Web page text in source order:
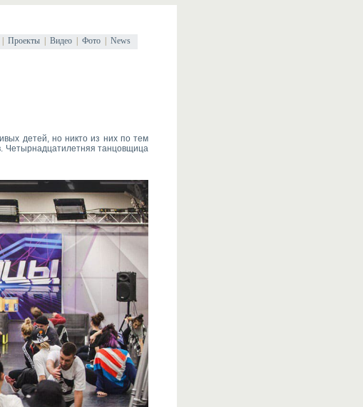
Проекты Видео Фото News
детей, но никто из них по тем
Четырнадцатилетняя танцовщица